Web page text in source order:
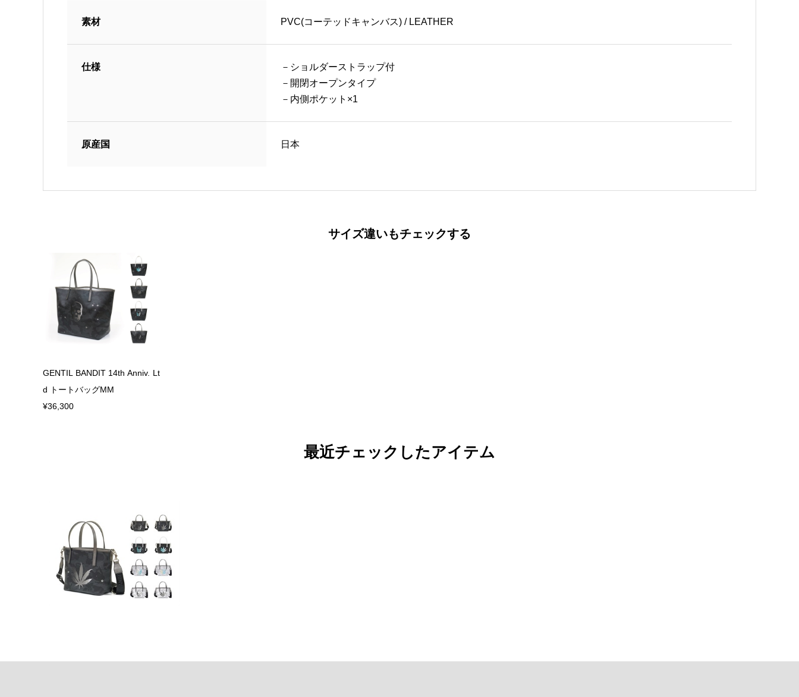
素材 PVC(コーテッドキャンバス) / LEATHER
仕様
－ショルダーストラップ付
－開閉オープンタイプ
－内側ポケット×1
原産国 日本
サイズ違いもチェックする
GENTIL BANDIT 14th Anniv. Lt
d トートバッグMM
¥36,300
最近チェックしたアイテム